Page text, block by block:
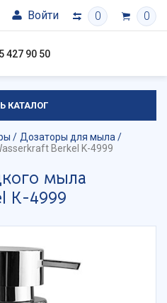
Войти 0 0
427 90 50
КАТАЛОГ
Дозаторы для мыла
Berkel K-4999
мыла
K-4999